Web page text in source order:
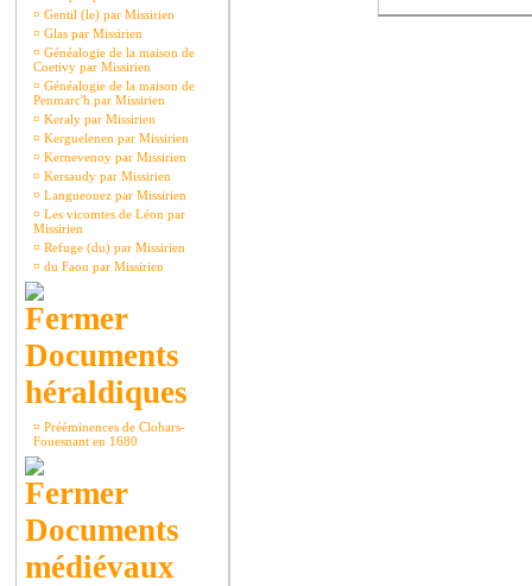
¤ Gentil (le) par Missirien
¤ Glas par Missirien
¤ Généalogie de la maison de
Coetivy par Missirien
¤ Généalogie de la maison de
Penmarc'h par Missirien
¤ Keraly par Missirien
¤ Kerguelenen par Missirien
¤ Kernevenoy par Missirien
¤ Kersaudy par Missirien
¤ Langueouez par Missirien
¤ Les vicomtes de Léon par
Missirien
¤ Refuge (du) par Missirien
¤ du Faou par Missirien
Documents
héraldiques
¤ Prééminences de Clohars-
Fouesnant en 1680
Documents
médiévaux